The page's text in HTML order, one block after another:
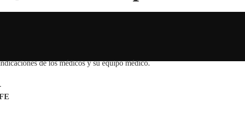
de los médicos y su equipo médico.